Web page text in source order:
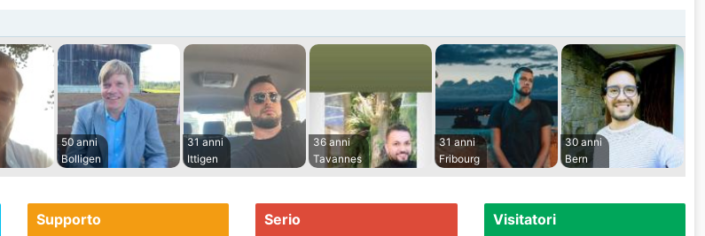
50 anni
Bolligen
31 anni
Ittigen
36 anni
Tavannes
31 anni
Fribourg
30 anni
Bern
Supporto Serio Visitatori